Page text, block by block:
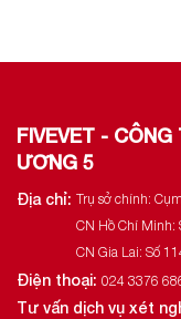
FIVEVET -
ƯƠNG 5
Địa chỉ: Trụ sở chính:
CN Hồ Chí Minh:
CN Gia Lai: Số
Điện thoại: 024 3376
Tư vấn dịch vụ xét